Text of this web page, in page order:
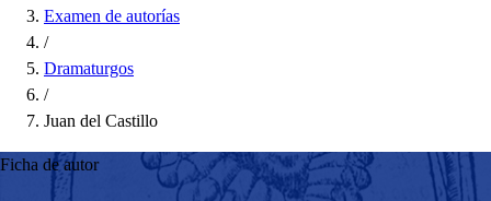
Examen de autorías
/
Dramaturgos
/
Juan del Castillo
Ficha de autor